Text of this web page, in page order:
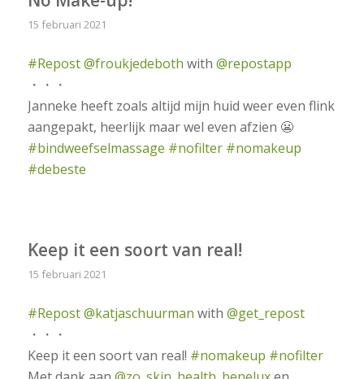
15 februari 2021
#Repost @froukjedeboth with @repostapp
・・・
Janneke heeft zoals altijd mijn huid weer even flink
aangepakt, heerlijk maar wel even afzien 😬
#bindweefselmassage #nofilter #nomakeup
#debeste
Keep it een soort van real!
15 februari 2021
#Repost @katjaschuurman with @get_repost
・・・
Keep it een soort van real! #nomakeup #nofilter